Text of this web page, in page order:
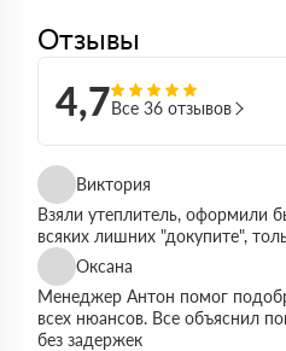
Отзывы
4,7Все 36 отзывов
Виктория
Взяли утеплитель, оформили
всяких лишних "докупите",
Оксана
Менеджер Антон помог
всех нюансов. Все объяснил
без задержек